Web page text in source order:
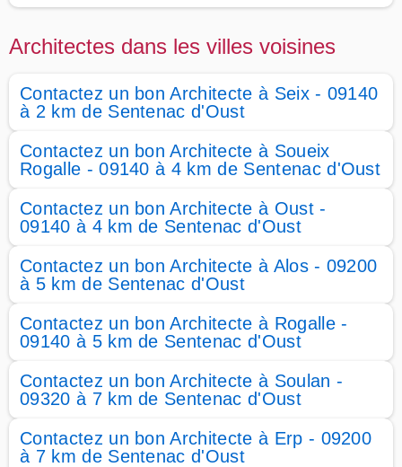
Architectes dans les villes voisines
Contactez un bon Architecte à Seix - 09140
à 2 km de Sentenac d'Oust
Contactez un bon Architecte à Soueix
Rogalle - 09140 à 4 km de Sentenac d'Oust
Contactez un bon Architecte à Oust -
09140 à 4 km de Sentenac d'Oust
Contactez un bon Architecte à Alos - 09200
à 5 km de Sentenac d'Oust
Contactez un bon Architecte à Rogalle -
09140 à 5 km de Sentenac d'Oust
Contactez un bon Architecte à Soulan -
09320 à 7 km de Sentenac d'Oust
Contactez un bon Architecte à Erp - 09200
à 7 km de Sentenac d'Oust